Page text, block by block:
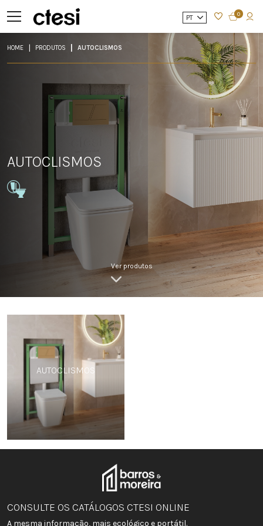
PT 0
HOME PRODUTOS AUTOCLISMOS
AUTOCLISMOS
Ver produtos
AUTOCLISMOS
CONSULTE OS CATÁLOGOS CTESI ONLINE
A mesma informação, mais ecológico e portátil.